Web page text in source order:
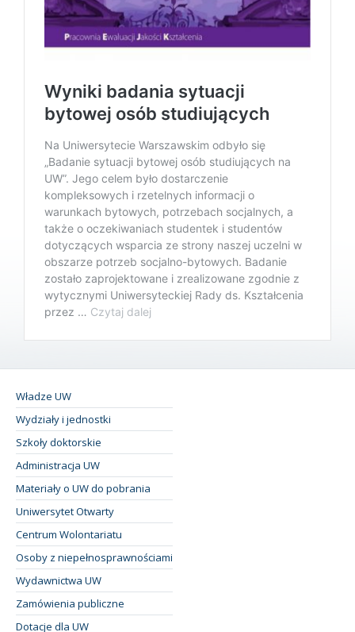
Władze UW
Wydziały i jednostki
Szkoły doktorskie
Administracja UW
Materiały o UW do pobrania
Uniwersytet Otwarty
Centrum Wolontariatu
Osoby z niepełnosprawnościami
Wydawnictwa UW
Zamówienia publiczne
Dotacje dla UW